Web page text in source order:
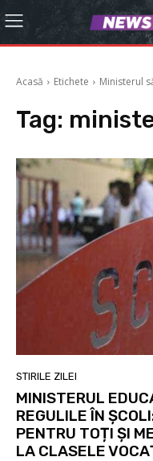
Acasă Etichete Ministerul
Tag:
STIRILE ZILEI
MINISTERUL
REGULILE ÎN
PENTRU TOȚI ȘI
LA CLASELE